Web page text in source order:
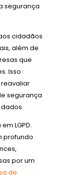
segurança
cidadãos
além de
que
Isso
segurança
LGPD.
profundo
por um
de